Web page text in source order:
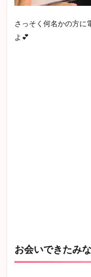
さっそく何名かの方に
よ💕
お会いできたみ